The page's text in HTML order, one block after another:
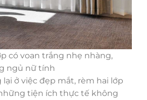
có voan trắng nhẹ nhàng,
ngủ nữ tính
ở việc đẹp mắt, rèm hai lớp
tiện ích thực tế không